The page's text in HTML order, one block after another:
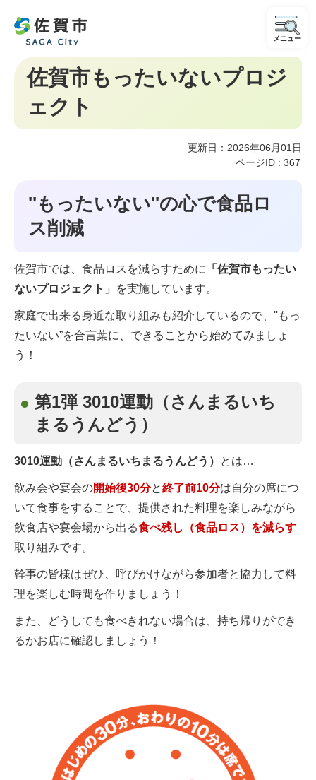
メニュー
佐賀市もったいないプロジ
ェクト
更新日：2026年06月01日
ページID : 367
''もったいない''の心で食品ロ
ス削減
佐賀市では、食品ロスを減らすために
「佐賀市もったい
ないプロジェクト」
を実施しています。
家庭で出来る身近な取り組みも紹介しているので、''もっ
たいない”を合言葉に、できることから始めてみましょ
う！
第1弾 3010運動（さんまるいち
まるうんどう）
3010運動（さんまるいちまるうんどう） とは…
飲み会や宴会の開始後30分と終了前10分は自分の席につ
いて食事をすることで、提供された料理を楽しみながら
飲食店や宴会場から出る食べ残し（食品ロス）を減らす
取り組みです。
幹事の皆様はぜひ、呼びかけながら参加者と協力して料
理を楽しむ時間を作りましょう！
また、どうしても食べきれない場合は、持ち帰りができ
るかお店に確認しましょう！